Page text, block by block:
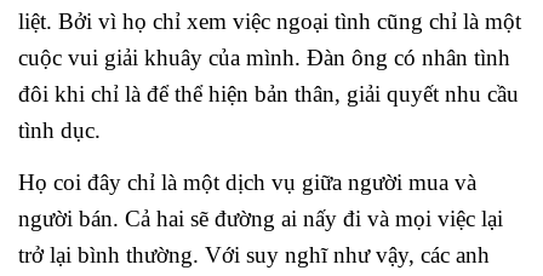
liệt. Bởi vì họ chỉ xem việc ngoại tình cũng chỉ là một
cuộc vui giải khuây của mình. Đàn ông có nhân tình
đôi khi chỉ là để thể hiện bản thân, giải quyết nhu cầu
tình dục.
Họ coi đây chỉ là một dịch vụ giữa người mua và
người bán. Cả hai sẽ đường ai nấy đi và mọi việc lại
trở lại bình thường. Với suy nghĩ như vậy, các anh